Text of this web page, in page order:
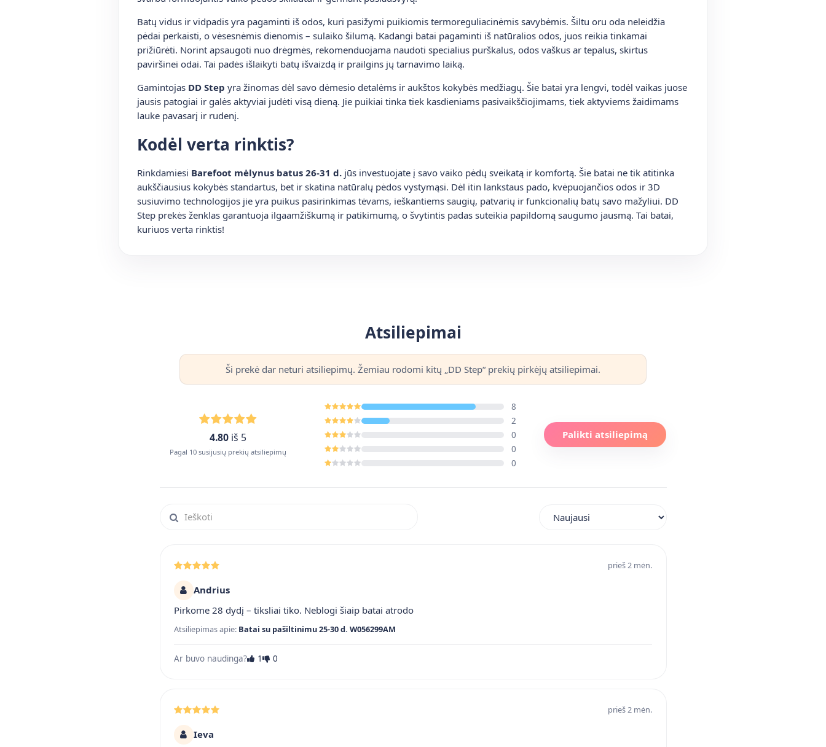
Batų vidus ir vidpadis yra pagaminti iš odos, kuri pasižymi puikiomis termoreguliacinėmis savybėmis. Šiltu oru oda neleidžia
pėdai perkaisti, o vėsesnėmis dienomis – sulaiko šilumą. Kadangi batai pagaminti iš natūralios odos, juos reikia tinkamai
prižiūrėti. Norint apsaugoti nuo drėgmės, rekomenduojama naudoti specialius purškalus, odos vaškus ar tepalus, skirtus
paviršinei odai. Tai padės išlaikyti batų išvaizdą ir prailgins jų tarnavimo laiką.
Gamintojas DD Step yra žinomas dėl savo dėmesio detalėms ir aukštos kokybės medžiagų. Šie batai yra lengvi, todėl vaikas juose
jausis patogiai ir galės aktyviai judėti visą dieną. Jie puikiai tinka tiek kasdieniams pasivaikščiojimams, tiek aktyviems žaidimams
lauke pavasarį ir rudenį.
Kodėl verta rinktis?
Rinkdamiesi Barefoot mėlynus batus 26-31 d. jūs investuojate į savo vaiko pėdų sveikatą ir komfortą. Šie batai ne tik atitinka
aukščiausius kokybės standartus, bet ir skatina natūralų pėdos vystymąsi. Dėl itin lankstaus pado, kvėpuojančios odos ir 3D
susiuvimo technologijos jie yra puikus pasirinkimas tėvams, ieškantiems saugių, patvarių ir funkcionalių batų savo mažyliui. DD
Step prekės ženklas garantuoja ilgaamžiškumą ir patikimumą, o švytintis padas suteikia papildomą saugumo jausmą. Tai batai,
kuriuos verta rinktis!
Atsiliepimai
Ši prekė dar neturi atsiliepimų. Žemiau rodomi kitų „DD Step“ prekių pirkėjų atsiliepimai.
4.80 iš 5
Pagal 10 susijusių prekių atsiliepimų
8
2
0
0
0
Palikti atsiliepimą
Ieškoti atsiliepimuose
prieš 2 mėn.
Andrius
Pirkome 28 dydį – tiksliai tiko. Neblogi šiaip batai atrodo
Atsiliepimas apie: Batai su pašiltinimu 25-30 d. W056299AM
Ar buvo naudinga? 1 0
prieš 2 mėn.
Ieva